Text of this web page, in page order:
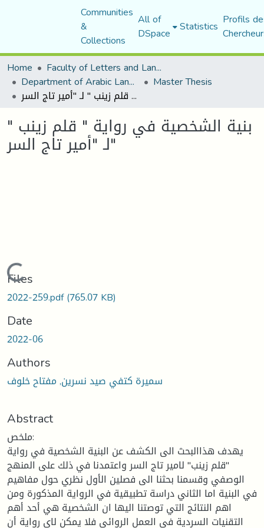
Communities
&
Collections
All of
DSpace Statistics Profils
Home
Faculty of Letters and Languages
Department of Arabic Language and Literature Master Thesis
بنية الشخصية في رواية " قلم زينب " لـ "أمير تاج السر"
بنية الشخصية في رواية " قلم زينب "
لـ "أمير تاج السر"
Loading...
Files
2022-259.pdf(765.07 KB)
Date
2022-06
Authors
سميرة كتفي صيد نسرين, مفتاح خلوف
Abstract
ملخص:
يهدف هذاالبحث الى الكشف عن البنية الشخصية في رواية
"قلم زينب" لامير تاج السر واعتمدنا في ذلك على المنهج
الوصفي وقسمنا بحثنا الى فصلين الأول نظري حول مفاهيم
في البنية اما الثاني دراسة تطبيقية في الرواية المذكورة ومن
اهم النتائج التي توصتنا اليها ان الشخصية هي أحد أهم
التقنيات السردية في العمل الروائي فلا يمكن لاي رواية أن